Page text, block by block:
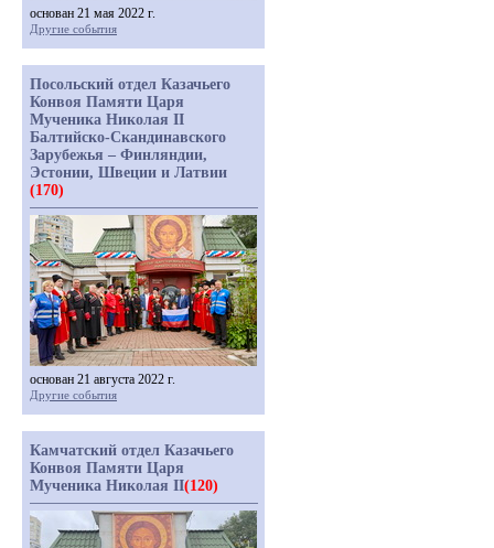
основан 21 мая 2022 г.
Другие события
Посольский отдел Казачьего
Конвоя Памяти Царя
Мученика Николая II
Балтийско-Скандинавского
Зарубежья – Финляндии,
Эстонии, Швеции и Латвии
(170)
основан 21 августа 2022 г.
Другие события
Камчатский отдел Казачьего
Конвоя Памяти Царя
Мученика Николая II(120)